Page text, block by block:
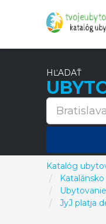
HĽADAŤ
Katalóg
Katalánsko
JyJ platja